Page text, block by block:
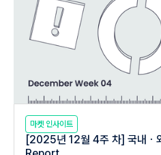
마켓 인사이트
[2025년 12월 4주 차] 국내